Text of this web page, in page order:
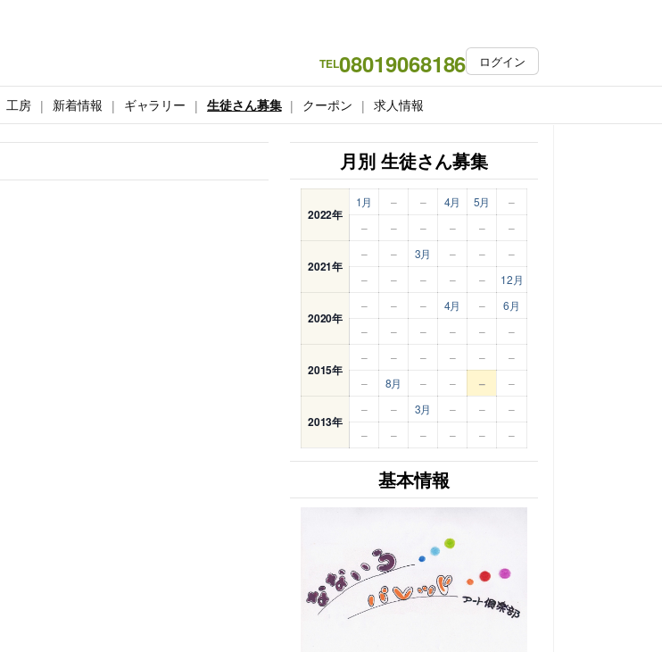
TEL08019068186 ログイン
工房 新着情報 ギャラリー 生徒さん募集 クーポン 求人情報
月別 生徒さん募集
2022年
1月 – – 4月 5月
–
–
– – – – –
2021年
– – 3月 – –
–
–
– – – – 12月
2020年
– – – 4月 –
6月
–
– – – – –
2015年
– – – – –
–
–
8月 – – – –
2013年
– – 3月 – –
–
–
– – – – –
基本情報